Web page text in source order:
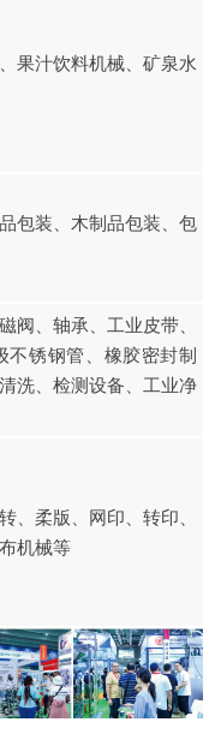
果汁饮料机械、矿泉水
包装、木制品包装、包
阀、轴承、工业皮带、
锈钢管、橡胶密封制
洗、检测设备、工业净
、柔版、网印、转印、
机械等